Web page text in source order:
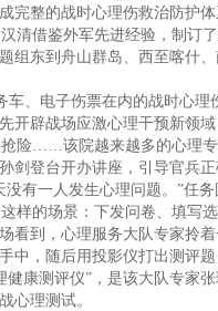
完整的战时心理伤救治防护体
清借鉴外军先进经验，制订
组东到舟山群岛、西至喀什
、电子伤票在内的战时心理
开辟战场应激心理干预新领
险……该院越来越多的心理专
剑登台开办讲座，引导官兵
有一人发生心理问题。”任
样的场景：下发问卷、填写
看到，心理服务大队专家拎
中，随后用投影仪打出测评
康测评仪”，是该大队专家
心理测试。